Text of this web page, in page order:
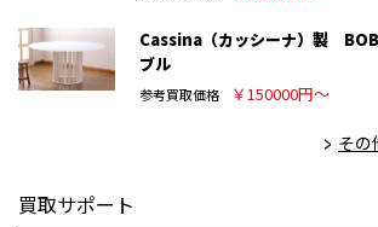
Cassina（カッシーナ）製
ブル
参考買取価格 ￥150000円～
その
買取サポート